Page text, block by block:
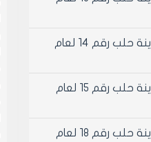
قرار مجلس مدينة حلب رقم 14 لعام
قرار مجلس مدينة حلب رقم 15 لعام
قرار مجلس مدينة حلب رقم 18 لعام